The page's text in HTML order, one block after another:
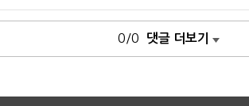
0/0 댓글 더보기